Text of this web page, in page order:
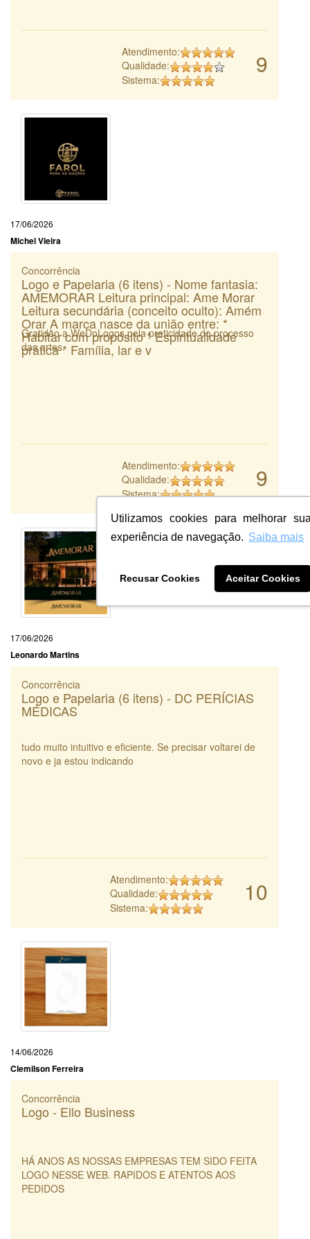
Utilizamos cookies para melhorar
experiência de navegação. Saiba mais
Recusar Cookies Aceitar Cookies
9
Atendimento:
Qualidade:
Sistema:
17/06/2026
Michel Vieira
Concorrência
Logo e Papelaria (6 itens) - Nome fantasia:
AMEMORAR Leitura principal: Ame Morar
Leitura secundária (conceito oculto): Amém
Orar A marca nasce da união entre: *
Habitar com propósito * Espiritualidade
prática * Família, lar e v
Gratidão a WeDoLogos pela praticidade do processo
das artes.
9
Atendimento:
Qualidade:
Sistema:
17/06/2026
Leonardo Martins
Concorrência
Logo e Papelaria (6 itens) - DC PERÍCIAS
MÉDICAS
tudo muito intuitivo e eficiente. Se precisar voltarei de
novo e ja estou indicando
10
Atendimento:
Qualidade:
Sistema:
14/06/2026
Clemilson Ferreira
Concorrência
Logo - Ello Business
HÁ ANOS AS NOSSAS EMPRESAS TEM SIDO FEITA
LOGO NESSE WEB. RAPIDOS E ATENTOS AOS
PEDIDOS